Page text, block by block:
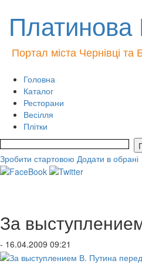
Платинова
Портал міста Чернівці та
Головна
Каталог
Ресторани
Весілля
Плітки
Зробити стартовою Додати в обрані
За
- 16.04.2009 09:21